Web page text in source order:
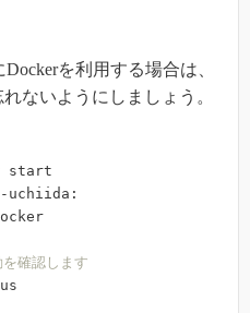
を利用する場合は、
ないようにしましょう。
uchiida:
Docker:
確認します